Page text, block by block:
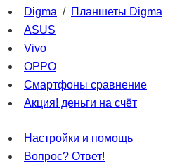
Digma / Планшеты Digma
ASUS
Vivo
OPPO
Смартфоны сравнение
Акция! деньги на счёт
Настройки и помощь
Вопрос? Ответ!